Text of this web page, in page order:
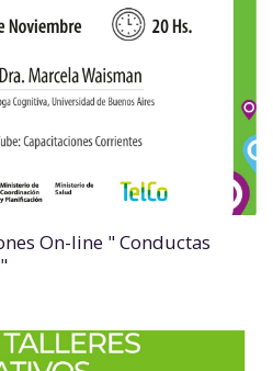
On-line " Conductas